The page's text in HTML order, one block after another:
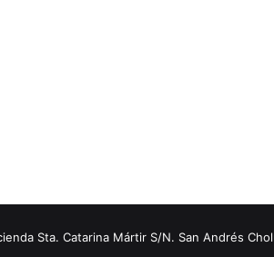
Sta. Catarina Mártir S/N. San Andrés